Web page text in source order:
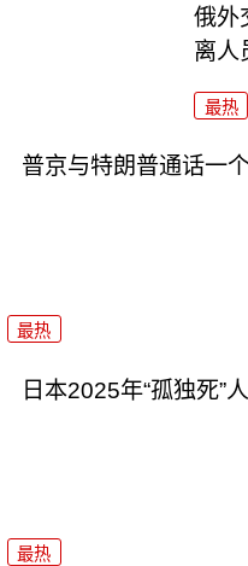
俄外
离人
最热
普京与特朗普通话一
最热
日本2025年“孤独死”
最热